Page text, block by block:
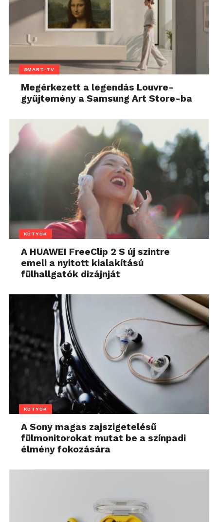
SMART-TV
Megérkezett a legendás Louvre-
gyűjtemény a Samsung Art Store-ba
KÜTYÜK
A HUAWEI FreeClip 2 S új szintre
emeli a nyitott kialakítású
fülhallgatók dizájnját
KÜTYÜK
A Sony magas zajszigetelésű
fülmonitorokat mutat be a színpadi
élmény fokozására